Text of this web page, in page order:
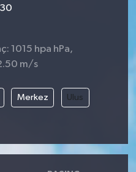
1015 hpa hPa,
m/s
Merkez Ulus